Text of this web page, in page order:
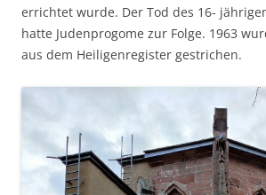
errichtet wurde. Der Tod des 16-
hatte Judenprogome zur Folge. 1963
aus dem Heiligenregister gestrichen.